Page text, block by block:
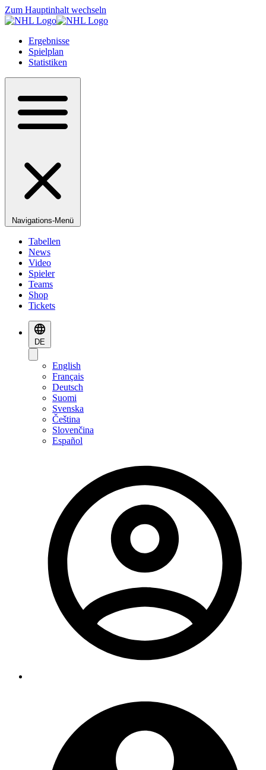
Zum Hauptinhalt wechseln
Ergebnisse
Spielplan
Statistiken
Navigations-Menü
Tabellen
News
Video
Spieler
Teams
Shop
Tickets
DE
English
Français
Deutsch
Suomi
Svenska
Čeština
Slovenčina
Español